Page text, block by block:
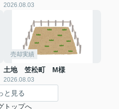
2026.08.03
売却実績
土地 笠松町 M様
2026.08.03
と見る
トップへ